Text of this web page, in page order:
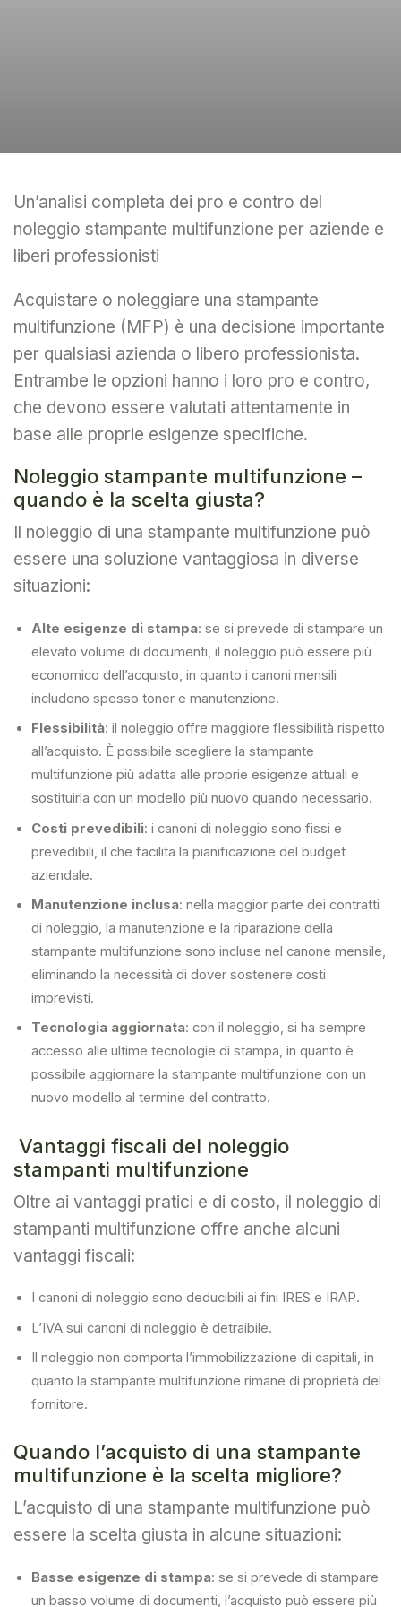
Un’analisi completa dei pro e contro del
noleggio stampante multifunzione per aziende e
liberi professionisti
Acquistare o noleggiare una stampante
multifunzione (MFP) è una decisione importante
per qualsiasi azienda o libero professionista.
Entrambe le opzioni hanno i loro pro e contro,
che devono essere valutati attentamente in
base alle proprie esigenze specifiche.
Noleggio stampante multifunzione –
quando è la scelta giusta?
Il noleggio di una stampante multifunzione può
essere una soluzione vantaggiosa in diverse
situazioni:
Alte esigenze di stampa: se si prevede di stampare un
elevato volume di documenti, il noleggio può essere più
economico dell’acquisto, in quanto i canoni mensili
includono spesso toner e manutenzione.
Flessibilità: il noleggio offre maggiore flessibilità rispetto
all’acquisto. È possibile scegliere la stampante
multifunzione più adatta alle proprie esigenze attuali e
sostituirla con un modello più nuovo quando necessario.
Costi prevedibili: i canoni di noleggio sono fissi e
prevedibili, il che facilita la pianificazione del budget
aziendale.
Manutenzione inclusa: nella maggior parte dei contratti
di noleggio, la manutenzione e la riparazione della
stampante multifunzione sono incluse nel canone mensile,
eliminando la necessità di dover sostenere costi
imprevisti.
Tecnologia aggiornata: con il noleggio, si ha sempre
accesso alle ultime tecnologie di stampa, in quanto è
possibile aggiornare la stampante multifunzione con un
nuovo modello al termine del contratto.
Vantaggi fiscali del noleggio
stampanti multifunzione
Oltre ai vantaggi pratici e di costo, il noleggio di
stampanti multifunzione offre anche alcuni
vantaggi fiscali:
I canoni di noleggio sono deducibili ai fini IRES e IRAP.
L’IVA sui canoni di noleggio è detraibile.
Il noleggio non comporta l’immobilizzazione di capitali, in
quanto la stampante multifunzione rimane di proprietà del
fornitore.
Quando l’acquisto di una stampante
multifunzione è la scelta migliore?
L’acquisto di una stampante multifunzione può
essere la scelta giusta in alcune situazioni:
Basse esigenze di stampa: se si prevede di stampare
un basso volume di documenti, l’acquisto può essere più